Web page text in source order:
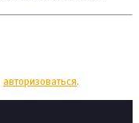
авторизоваться.